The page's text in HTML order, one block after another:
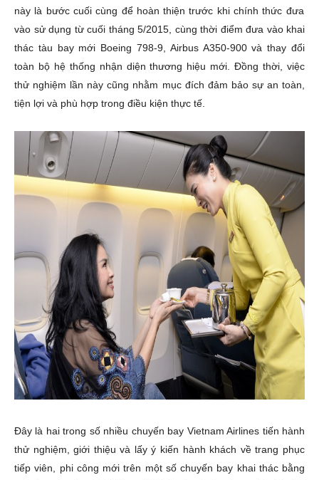
này là bước cuối cùng để hoàn thiện trước khi chính thức đưa
vào sử dụng từ cuối tháng 5/2015, cùng thời điểm đưa vào khai
thác tàu bay mới Boeing 798-9, Airbus A350-900 và thay đổi
toàn bộ hệ thống nhận diện thương hiệu mới. Đồng thời, việc
thử nghiệm lần này cũng nhằm mục đích đảm bảo sự an toàn,
tiện lợi và phù hợp trong điều kiện thực tế.
Đây là hai trong số nhiều chuyến bay Vietnam Airlines tiến hành
thử nghiệm, giới thiệu và lấy ý kiến hành khách về trang phục
tiếp viên, phi công mới trên một số chuyến bay khai thác bằng